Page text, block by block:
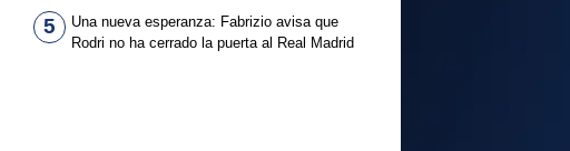
5
Una nueva esperanza: Fabrizio avisa que
Rodri no ha cerrado la puerta al Real Madrid